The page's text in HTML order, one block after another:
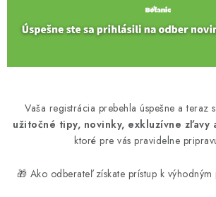
ZĽAVY, AKCIE
MUŽI
OSTATNÉ
Vaša registrácia prebehla úspešne a teraz
užitočné tipy, novinky, exkluzívne zľavy
ktoré pre vás pravidelne
🎁 Ako odberateľ získate prístup k